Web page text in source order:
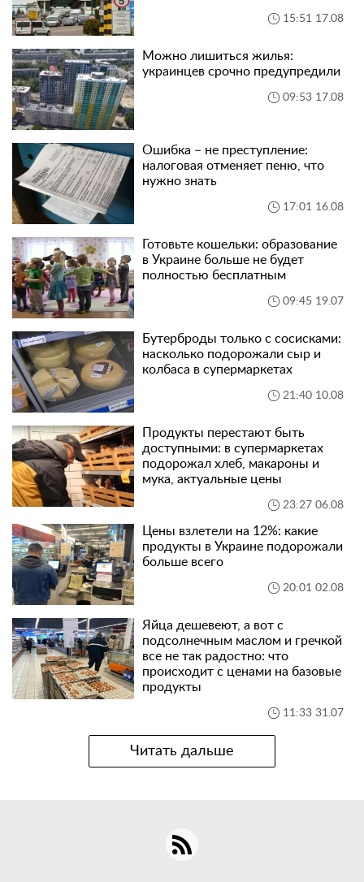
15:51 17.08
Можно лишиться жилья:
украинцев срочно предупредили
09:53 17.08
Ошибка – не преступление:
налоговая отменяет пеню, что
нужно знать
17:01 16.08
Готовьте кошельки: образование
в Украине больше не будет
полностью бесплатным
09:45 19.07
Бутерброды только с сосисками:
насколько подорожали сыр и
колбаса в супермаркетах
21:40 10.08
Продукты перестают быть
доступными: в супермаркетах
подорожал хлеб, макароны и
мука, актуальные цены
23:27 06.08
Цены взлетели на 12%: какие
продукты в Украине подорожали
больше всего
20:01 02.08
Яйца дешевеют, а вот с
подсолнечным маслом и гречкой
все не так радостно: что
происходит с ценами на базовые
продукты
11:33 31.07
Читать дальше